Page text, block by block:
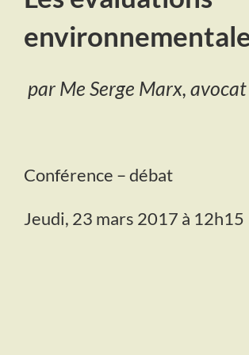
par Me Serge Marx, avocat
Conférence – débat
Jeudi, 23 mars 2017 à 12h15